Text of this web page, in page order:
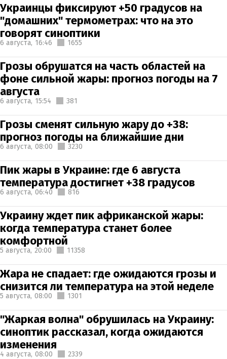
Украинцы фиксируют +50 градусов на
"домашних" термометрах: что на это
говорят синоптики
6 августа, 16:46 1655
Грозы обрушатся на часть областей на
фоне сильной жары: прогноз погоды на 7
августа
6 августа, 15:54 381
Грозы сменят сильную жару до +38:
прогноз погоды на ближайшие дни
6 августа, 08:00 3230
Пик жары в Украине: где 6 августа
температура достигнет +38 градусов
6 августа, 06:40 816
Украину ждет пик африканской жары:
когда температура станет более
комфортной
5 августа, 20:00 11358
Жара не спадает: где ожидаются грозы и
снизится ли температура на этой неделе
5 августа, 08:00 1301
"Жаркая волна" обрушилась на Украину:
синоптик рассказал, когда ожидаются
изменения
4 августа, 08:00 2339